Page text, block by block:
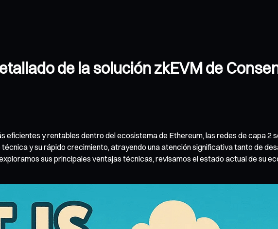
de la solución zkEVM de
eficientes y rentables dentro del ecosistema de Ethereum, las redes de capa 2
y su rápido crecimiento, atrayendo una atención significativa tanto de
sus principales ventajas técnicas, revisamos el estado actual de su